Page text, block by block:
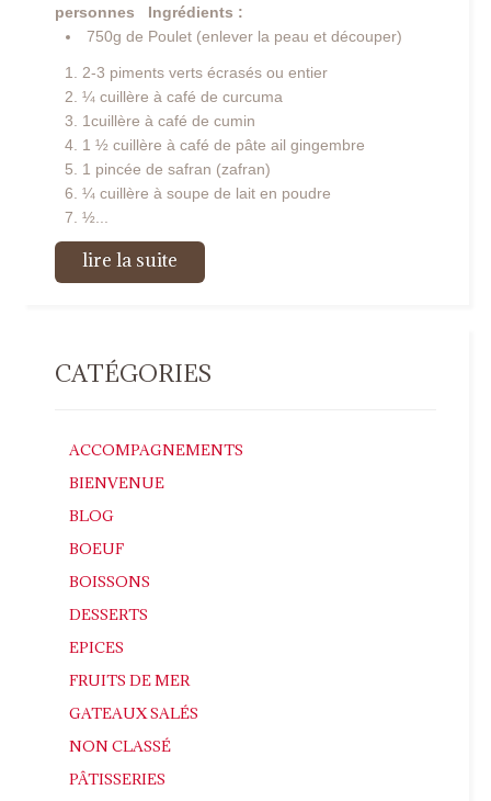
personnes
Ingrédients :
750g de Poulet (enlever la peau et découper)
2-3 piments verts écrasés ou entier
¼ cuillère à café de curcuma
1cuillère à café de cumin
1 ½ cuillère à café de pâte ail gingembre
1 pincée de safran (zafran)
¼ cuillère à soupe de lait en poudre
½...
lire la suite
CATÉGORIES
ACCOMPAGNEMENTS
BIENVENUE
BLOG
BOEUF
BOISSONS
DESSERTS
EPICES
FRUITS DE MER
GATEAUX SALÉS
NON CLASSÉ
PÂTISSERIES